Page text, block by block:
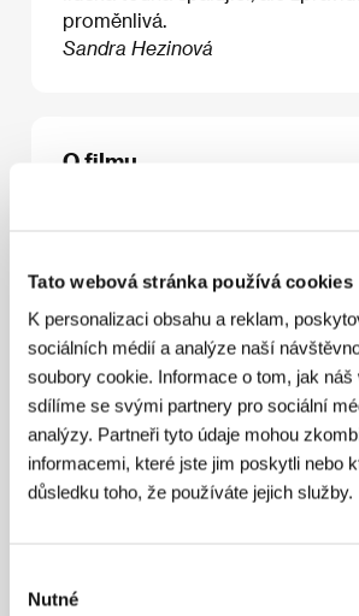
Tato webová stránka používá cookies
K personalizaci obsahu a reklam,
sociálních médií a analýze naší
soubory cookie. Informace o tom, jak náš
sdílíme se svými partnery pro sociální
analýzy. Partneři tyto údaje mohou
informacemi, které jste jim poskytli nebo
důsledku toho, že používáte jejich služby.
souhlasu
Nutné
proměnlivá.
Sandra Hezinová
O filmu
Holtz/ StřihSophie Reine/ Výtvarník
Consigny/ ProducentSaïd Ben
/ VýrobaSBS Productions / Hrají
Ben Whishaw, Adèle Exarchopoulos
Distribution
Režie